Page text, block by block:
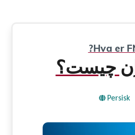
?Hva er
چیست؟
Persisk